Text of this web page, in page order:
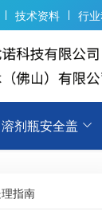
技术资料 行
溶剂瓶安全盖
指南